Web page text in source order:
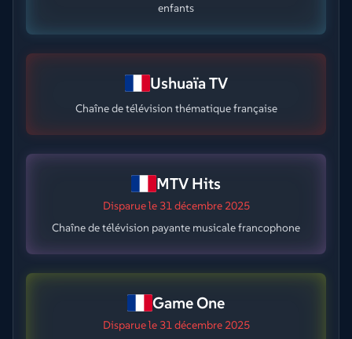
enfants
Ushuaïa TV
Chaîne de télévision thématique française
MTV Hits
Disparuele 31 décembre 2025
Chaîne de télévision payante musicale francophone
Game One
Disparuele 31 décembre 2025